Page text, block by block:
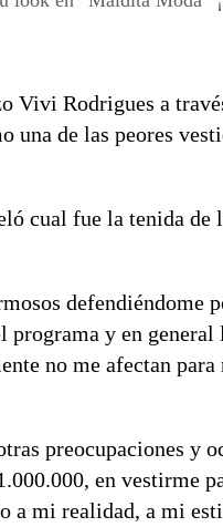
Vivi Rodrigues a
una de las peores
cual fue la tenida
defendiéndome
programa y en
no me afectan
preocupaciones y
en vestirme
a mi realidad, a mi